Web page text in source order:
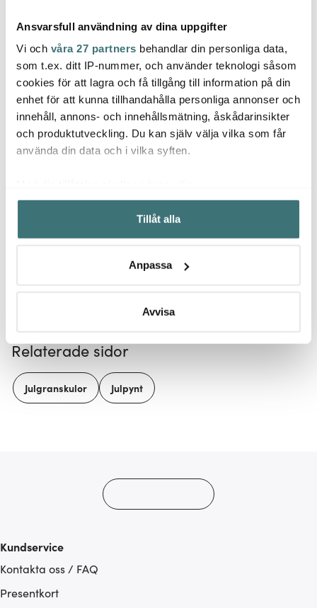
Ansvarsfull användning av dina uppgifter
Vi och våra 27 partners behandlar din personliga data,
som t.ex. ditt IP-nummer, och använder teknologi såsom
cookies för att lagra och få tillgång till information på din
enhet för att kunna tillhandahålla personliga annonser och
innehåll, annons- och innehållsmätning, åskådarinsikter
och produktutveckling. Du kan själv välja vilka som får
använda din data och i vilka syften.
Samla in information om din geografiska plats som
kan ha en noggrannhet på upp till flera meter
Identifiera din enhet genom att aktivt skanna den för
Ta reda på mer om hur dina personliga uppgifter
Du kan ändra eller dra tillbaka ditt samtycke när som
Vi använder cookies för att innehållet och annonserna
ska anpassas efter det som vi tror att du tycker om. Det
gör också att vi kan analysera vår trafik och göra
Tillåt alla
Anpassa
Avvisa
Vondels
CocktailClub julhänge i
glas 9 cm Julcocktail
röd
235 kr
Vondels
Kakfat MON CHERI Ø16
cm korall
195 kr
Låt dig inspireras av våra kunder
Relaterade sidor
Julgranskulor Julpynt
Kundservice
Kontakta oss / FAQ
Presentkort